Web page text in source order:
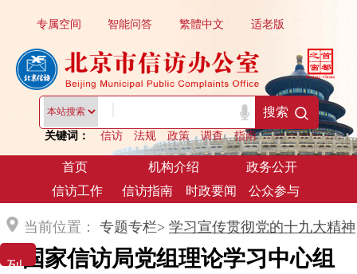
关键词： 信访 法规 政策 调查 指南
搜索
繁體中文
专属空间 适老版
智能问答
首页 机构介绍
政务公开
信访工作
信访指南 时政要闻 公众参与
当前位置： 专题专栏> 学习宣传贯彻党的十九大精神
（已归档）国家信访局党组理论学习中心组